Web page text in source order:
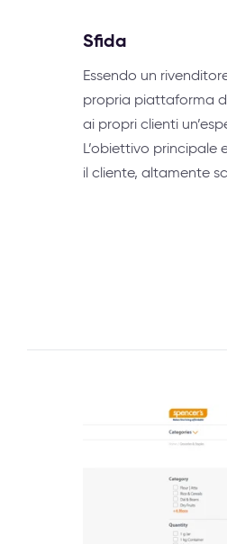
Sfida
Essendo un
propria piattaforma
ai propri clienti
L’obiettivo
il cliente, altamente